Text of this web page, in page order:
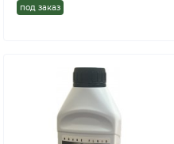
под заказ